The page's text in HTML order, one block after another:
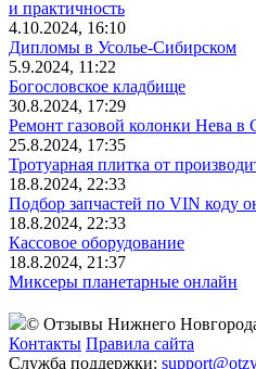
и практичность
4.10.2024, 16:10
Дипломы в Усолье-Сибирском
5.9.2024, 11:22
Богословское кладбище
30.8.2024, 17:29
Ремонт газовой колонки Нева в
25.8.2024, 17:35
Тротуарная плитка от
18.8.2024, 22:33
Подбор запчастей по VIN коду
18.8.2024, 22:33
Кассовое оборудование
18.8.2024, 21:37
Миксеры планетарные онлайн
© Отзывы Нижнего
Контакты Правила сайта
Служба поддержки: